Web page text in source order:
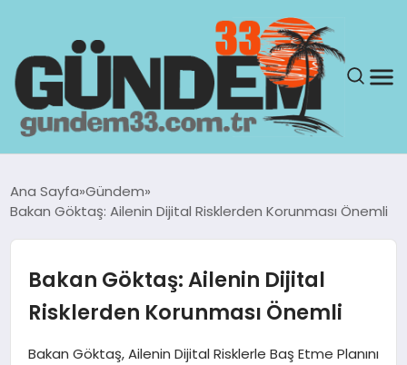
YAŞAM
SAĞLIK
Ana Sayfa Gündem
Bakan Göktaş: Ailenin Dijital Risklerden Korunması Önemli
Bakan Göktaş: Ailenin Dijital
Risklerden Korunması Önemli
Bakan Göktaş, Ailenin Dijital Risklerle Baş Etme Planını